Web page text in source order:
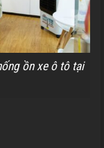
ồn xe ô tô tại